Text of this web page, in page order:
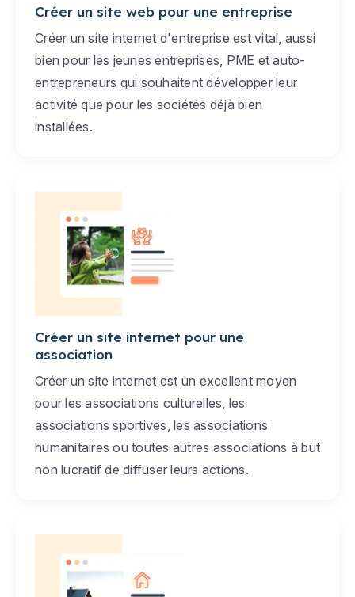
Créer un site web pour une entreprise
Créer un site internet d'entreprise est vital, aussi
bien pour les jeunes entreprises, PME et auto-
entrepreneurs qui souhaitent développer leur
activité que pour les sociétés déjà bien
installées.
Créer un site internet pour une
association
Créer un site internet est un excellent moyen
pour les associations culturelles, les
associations sportives, les associations
humanitaires ou toutes autres associations à but
non lucratif de diffuser leurs actions.